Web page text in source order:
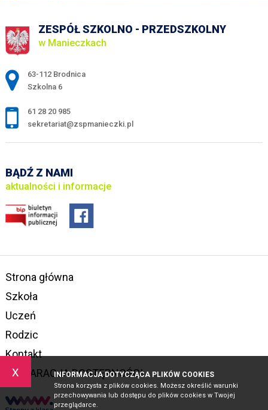
x INFORMACJA DOTYCZĄCA PLIKÓW COOKIES
Strona korzysta z plików cookies. Możesz określić warunki
przechowywania lub dostępu do plików cookies w Twojej
przeglądarce.
ZESPÓŁ SZKOLNO - PRZEDSZKOLNY
w Manieczkach
Adres pocztowy:
63-112 Brodnica
Szkolna 6
61 28 20 985
sekretariat@zspmanieczki.pl
BĄDŹ Z NAMI
aktualności i informacje
Strona główna
Szkoła
Uczeń
Rodzic
Kontakt
DEKLARACJA DOSTĘPNOŚCI